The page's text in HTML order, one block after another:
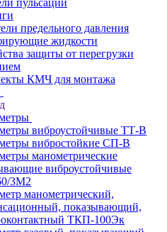
пульсаций
предельного давления
жидкости
защиты от перегрузки
КМЧ для монтажа
виброустойчивые ТТ-В
вибростойкие СП-В
манометрические
виброустойчивые
3М2
манометрический,
показывающий,
ТКП-100Эк